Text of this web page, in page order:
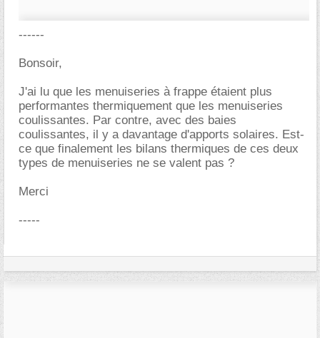
------
Bonsoir,
J'ai lu que les menuiseries à frappe étaient plus
performantes thermiquement que les menuiseries
coulissantes. Par contre, avec des baies
coulissantes, il y a davantage d'apports solaires. Est-
ce que finalement les bilans thermiques de ces deux
types de menuiseries ne se valent pas ?
Merci
-----